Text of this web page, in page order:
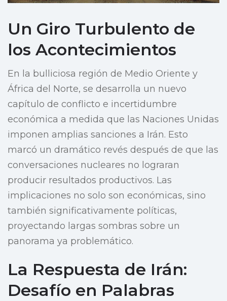
Un Giro Turbulento de
los Acontecimientos
En la bulliciosa región de Medio Oriente y
África del Norte, se desarrolla un nuevo
capítulo de conflicto e incertidumbre
económica a medida que las Naciones Unidas
imponen amplias sanciones a Irán. Esto
marcó un dramático revés después de que las
conversaciones nucleares no lograran
producir resultados productivos. Las
implicaciones no solo son económicas, sino
también significativamente políticas,
proyectando largas sombras sobre un
panorama ya problemático.
La Respuesta de Irán:
Desafío en Palabras